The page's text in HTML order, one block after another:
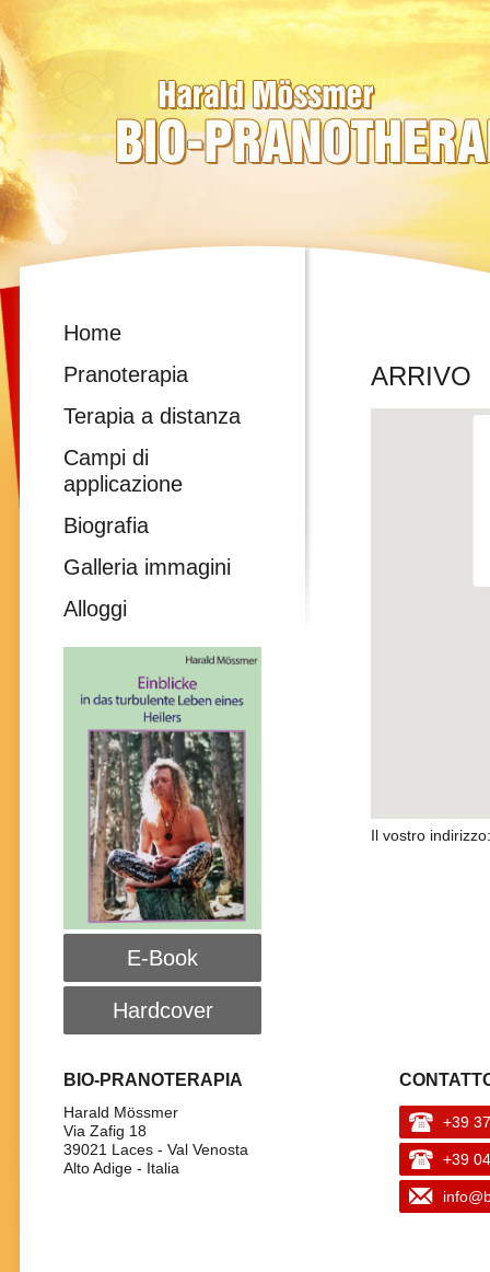
Home
Pranoterapia
Terapia a distanza
Campi di
applicazione
Biografia
Galleria immagini
Alloggi
E-Book
Hardcover
ARRIVO
Il vostro indirizzo:
BIO-PRANOTERAPIA
Harald Mössmer
Via Zafig 18
39021 Laces - Val Venosta
Alto Adige - Italia
+39
+39